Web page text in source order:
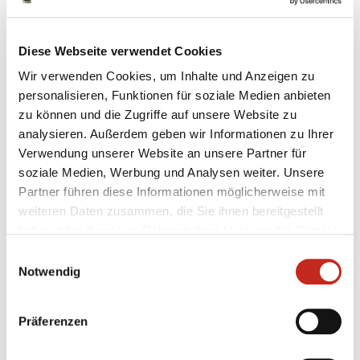
Diese Webseite verwendet Cookies
Wir verwenden Cookies, um Inhalte und Anzeigen zu
personalisieren, Funktionen für soziale Medien anbieten
zu können und die Zugriffe auf unsere Website zu
analysieren. Außerdem geben wir Informationen zu Ihrer
Verwendung unserer Website an unsere Partner für
soziale Medien, Werbung und Analysen weiter. Unsere
Partner führen diese Informationen möglicherweise mit
weiteren Daten zusammen, die Sie ihnen bereitgestellt
Notwendig
Präferenzen
versendet werden.
Download:
Anmeldeformular Jugendsichtung 2020